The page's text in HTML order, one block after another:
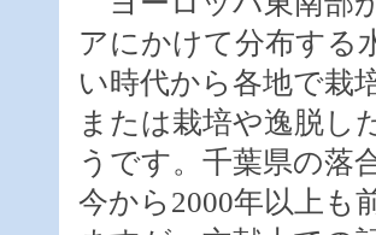
アにかけて分布する
い時代から各地で栽
または栽培や逸脱し
うです。千葉県の落
今から2000年以上も